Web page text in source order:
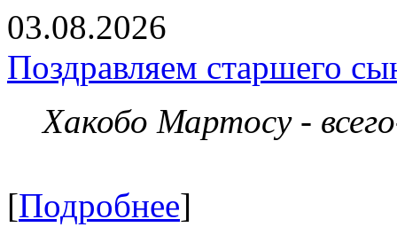
03.08.2026
Поздравляем старшего
Хакобо Мартосу -
[Подробнее]